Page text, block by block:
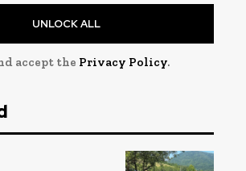
UNLOCK ALL
accept the Privacy Policy.